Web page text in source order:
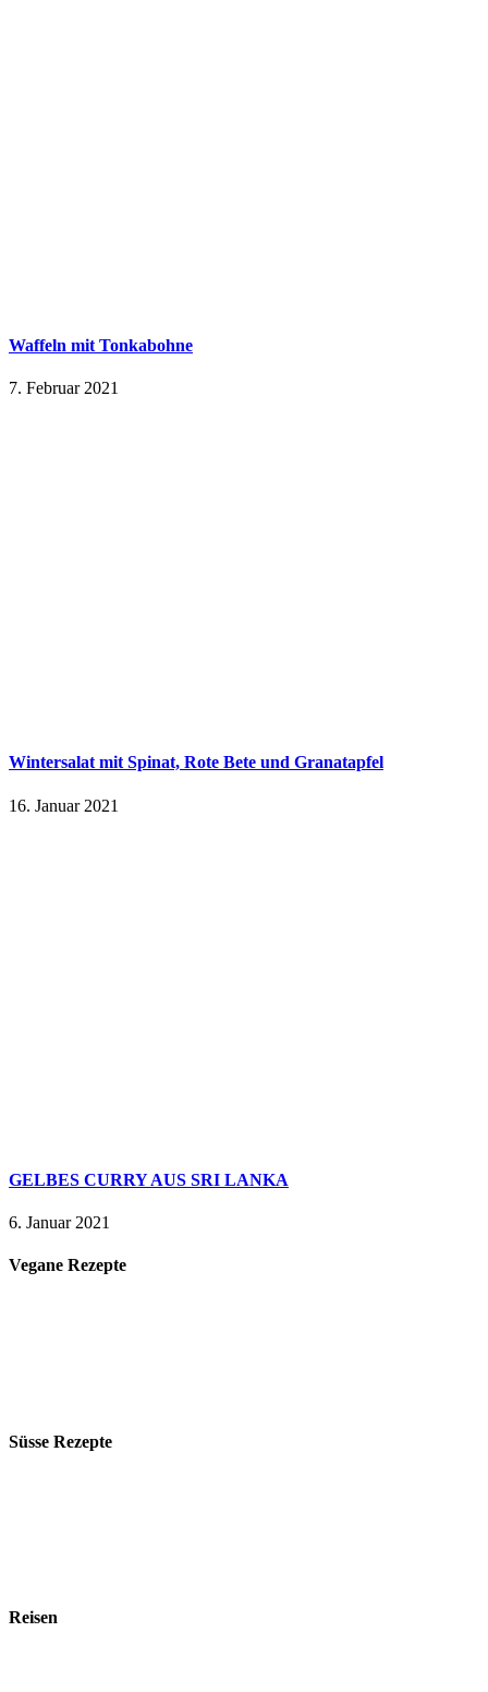
Waffeln mit Tonkabohne
7. Februar 2021
Wintersalat mit Spinat, Rote Bete und Granatapfel
16. Januar 2021
GELBES CURRY AUS SRI LANKA
6. Januar 2021
Vegane Rezepte
Süsse Rezepte
Reisen